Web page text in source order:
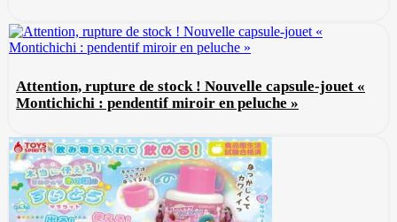
Attention, rupture de stock ! Nouvelle capsule-jouet «
Montichichi : pendentif miroir en peluche »